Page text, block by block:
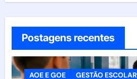
Postagens recentes
AOE E GOE GESTÃO ESCOLAR